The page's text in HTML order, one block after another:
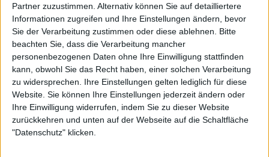
Partner zuzustimmen. Alternativ können Sie auf detailliertere
Informationen zugreifen und Ihre Einstellungen ändern, bevor
Sie der Verarbeitung zustimmen oder diese ablehnen.
Bitte
beachten Sie, dass die Verarbeitung mancher
personenbezogenen Daten ohne Ihre Einwilligung stattfinden
kann, obwohl Sie das Recht haben, einer solchen Verarbeitung
zu widersprechen. Ihre Einstellungen gelten lediglich für diese
Website. Sie können Ihre Einstellungen jederzeit ändern oder
Ihre Einwilligung widerrufen, indem Sie zu dieser Website
zurückkehren und unten auf der Webseite auf die Schaltfläche
"Datenschutz" klicken.